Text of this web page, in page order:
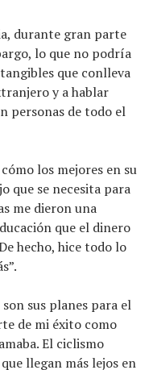
durante gran parte
lo que no podría
que conlleva
y a hablar
personas de todo el
los mejores en su
que se necesita para
me dieron una
que el dinero
hecho, hice todo lo
sus planes para el
de mi éxito como
El ciclismo
llegan más lejos en